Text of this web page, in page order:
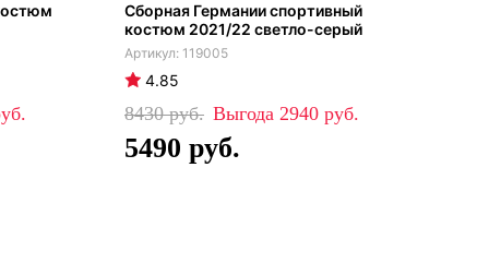
Сборная Германии спортивный
костюм 2021/22 светло-серый
119005
4.85
8430 2940
5490